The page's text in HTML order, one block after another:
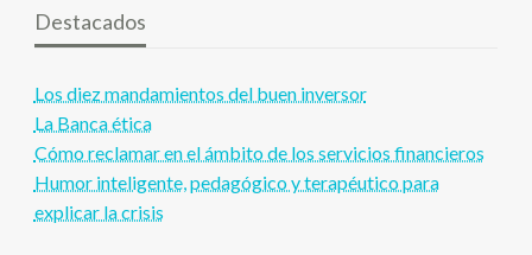
Destacados
Los diez mandamientos del buen inversor
La Banca ética
Cómo reclamar en el ámbito de los servicios financieros
Humor inteligente, pedagógico y terapéutico para
explicar la crisis